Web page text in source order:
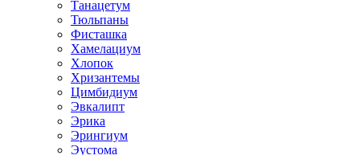
Танацетум
Тюльпаны
Фисташка
Хамелациум
Хлопок
Хризантемы
Цимбидиум
Эвкалипт
Эрика
Эрингиум
Эустома